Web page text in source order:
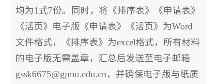
均为1式7份。同时，将《排序表》《申请表》
《活页》电子版《申请表》《活页》为Word
文件格式，《排序表》为excel格式，所有材料
的电子版无需盖章，汇总后发送至电子邮箱
gssk6675@gpnu.edu.cn，并确保电子版与纸质